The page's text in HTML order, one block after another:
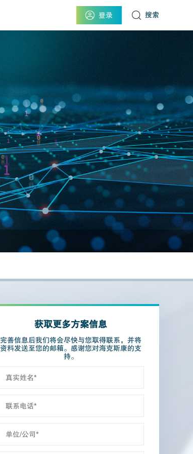
登录 搜索
获取更多方案信息
完善信息后我们将会尽快与您取得联系，并将
资料发送至您的邮箱。感谢您对海克斯康的支
持。